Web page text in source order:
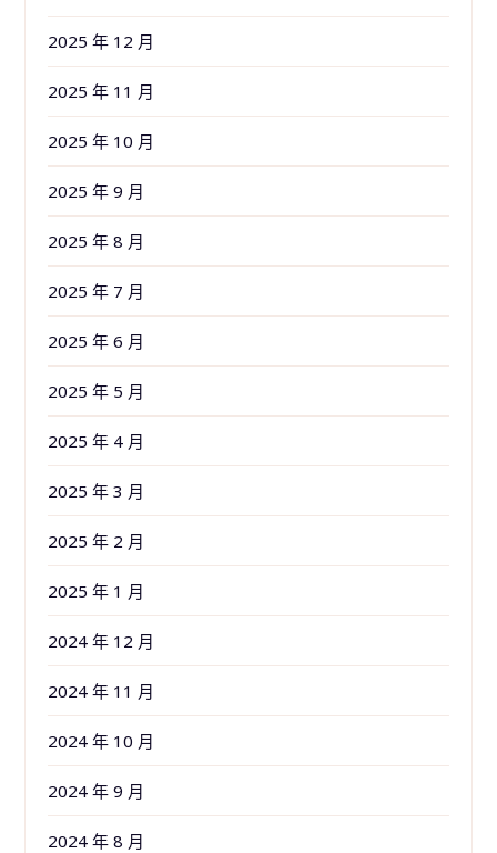
2025 年 12 月
2025 年 11 月
2025 年 10 月
2025 年 9 月
2025 年 8 月
2025 年 7 月
2025 年 6 月
2025 年 5 月
2025 年 4 月
2025 年 3 月
2025 年 2 月
2025 年 1 月
2024 年 12 月
2024 年 11 月
2024 年 10 月
2024 年 9 月
2024 年 8 月